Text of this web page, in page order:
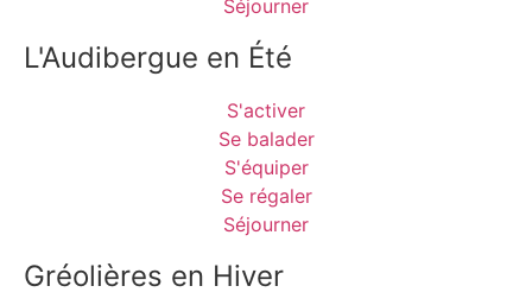
Séjourner
L'Audibergue en Été
S'activer
Se balader
S'équiper
Se régaler
Séjourner
Gréolières en Hiver